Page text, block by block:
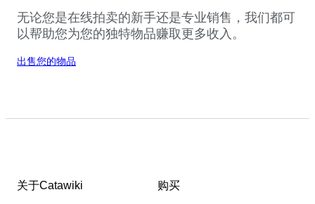
无论您是在线拍卖的新手还是专业销售，我们都可
以帮助您为您的独特物品赚取更多收入。
出售您的物品
关于Catawiki 购买